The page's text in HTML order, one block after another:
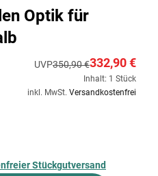
Optik für
UVP350,90 €332,90 €
Inhalt: 1 Stück
inkl. MwSt. Versandkostenfrei
Stückgutversand